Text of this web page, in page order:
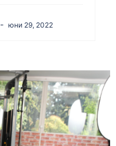
- юни 29, 2022